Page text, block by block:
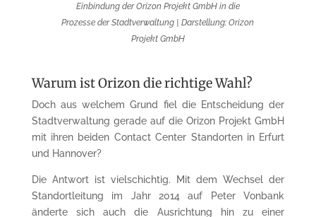
Einbindung der Orizon Projekt GmbH in die
Prozesse der Stadtverwaltung | Darstellung: Orizon
Projekt GmbH
Warum ist Orizon die richtige Wahl?
Doch aus welchem Grund fiel die Entscheidung der
Stadtverwaltung gerade auf die Orizon Projekt GmbH
mit ihren beiden Contact Center Standorten in Erfurt
und Hannover?
Die Antwort ist vielschichtig. Mit dem Wechsel der
Standortleitung im Jahr 2014 auf Peter Vonbank
änderte sich auch die Ausrichtung hin zu einer